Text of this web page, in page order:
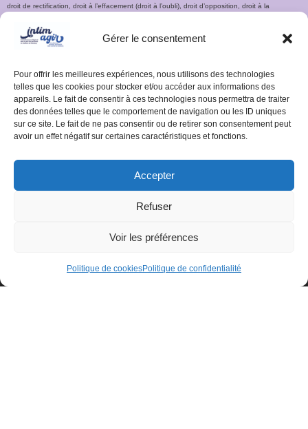
Gérer le consentement
Pour offrir les meilleures expériences, nous utilisons des technologies
telles que les cookies pour stocker et/ou accéder aux informations des
appareils. Le fait de consentir à ces technologies nous permettra de traiter
des données telles que le comportement de navigation ou les ID uniques
sur ce site. Le fait de ne pas consentir ou de retirer son consentement peut
avoir un effet négatif sur certaines caractéristiques et fonctions.
Accepter
Refuser
Voir les préférences
Politique de cookiesPolitique de confidentialité
droit de rectification, droit à l’effacement (droit à l’oubli), droit d’opposition, droit à la
Pour plus d’information sur le traitement de vos données personnelles veuillez accéder à
notrePolitique de protection des données personnelles